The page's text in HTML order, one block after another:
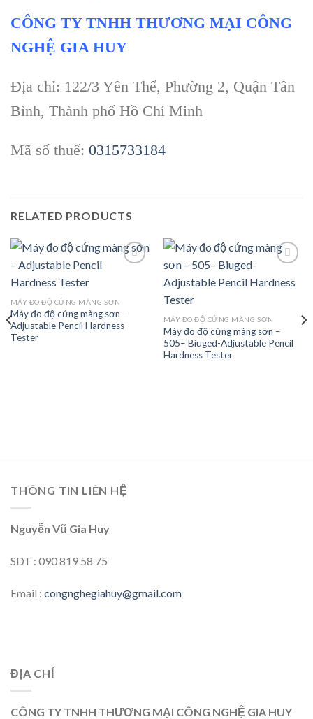
CÔNG TY TNHH THƯƠNG MẠI CÔNG
NGHỆ GIA HUY
Địa chỉ: 122/3 Yên Thế, Phường 2, Quận Tân
Bình, Thành phố Hồ Chí Minh
Mã số thuế: 0315733184
RELATED PRODUCTS
wishlist
MÁY ĐO ĐỘ CỨNG MÀNG SƠN
Máy đo độ cứng màng sơn –
Adjustable Pencil Hardness
Tester
MÁY ĐO ĐỘ CỨNG MÀNG SƠN
Máy đo độ cứng màng sơn –
505– Biuged-Adjustable Pencil
Hardness Tester
THÔNG TIN LIÊN HỆ
Nguyễn Vũ Gia Huy
SDT : 090 819 58 75
Email : congnghegiahuy@gmail.com
ĐỊA CHỈ
CÔNG TY TNHH THƯƠNG MẠI CÔNG NGHỆ GIA HUY